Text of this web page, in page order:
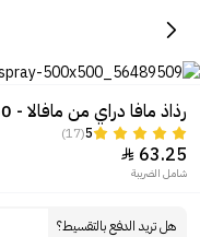
رذاذ مافا دراي من مافالا - 150مل
5
(17)
63.25

شامل الضريبة
هل تريد الدفع بالتقسيط؟